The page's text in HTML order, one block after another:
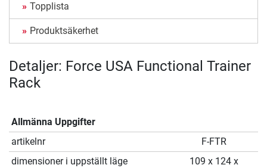
Topplista
Produktsäkerhet
Detaljer: Force USA Functional Trainer
Rack
Allmänna Uppgifter
artikelnr
F-FTR
dimensioner i uppställt läge
109 x 124 x